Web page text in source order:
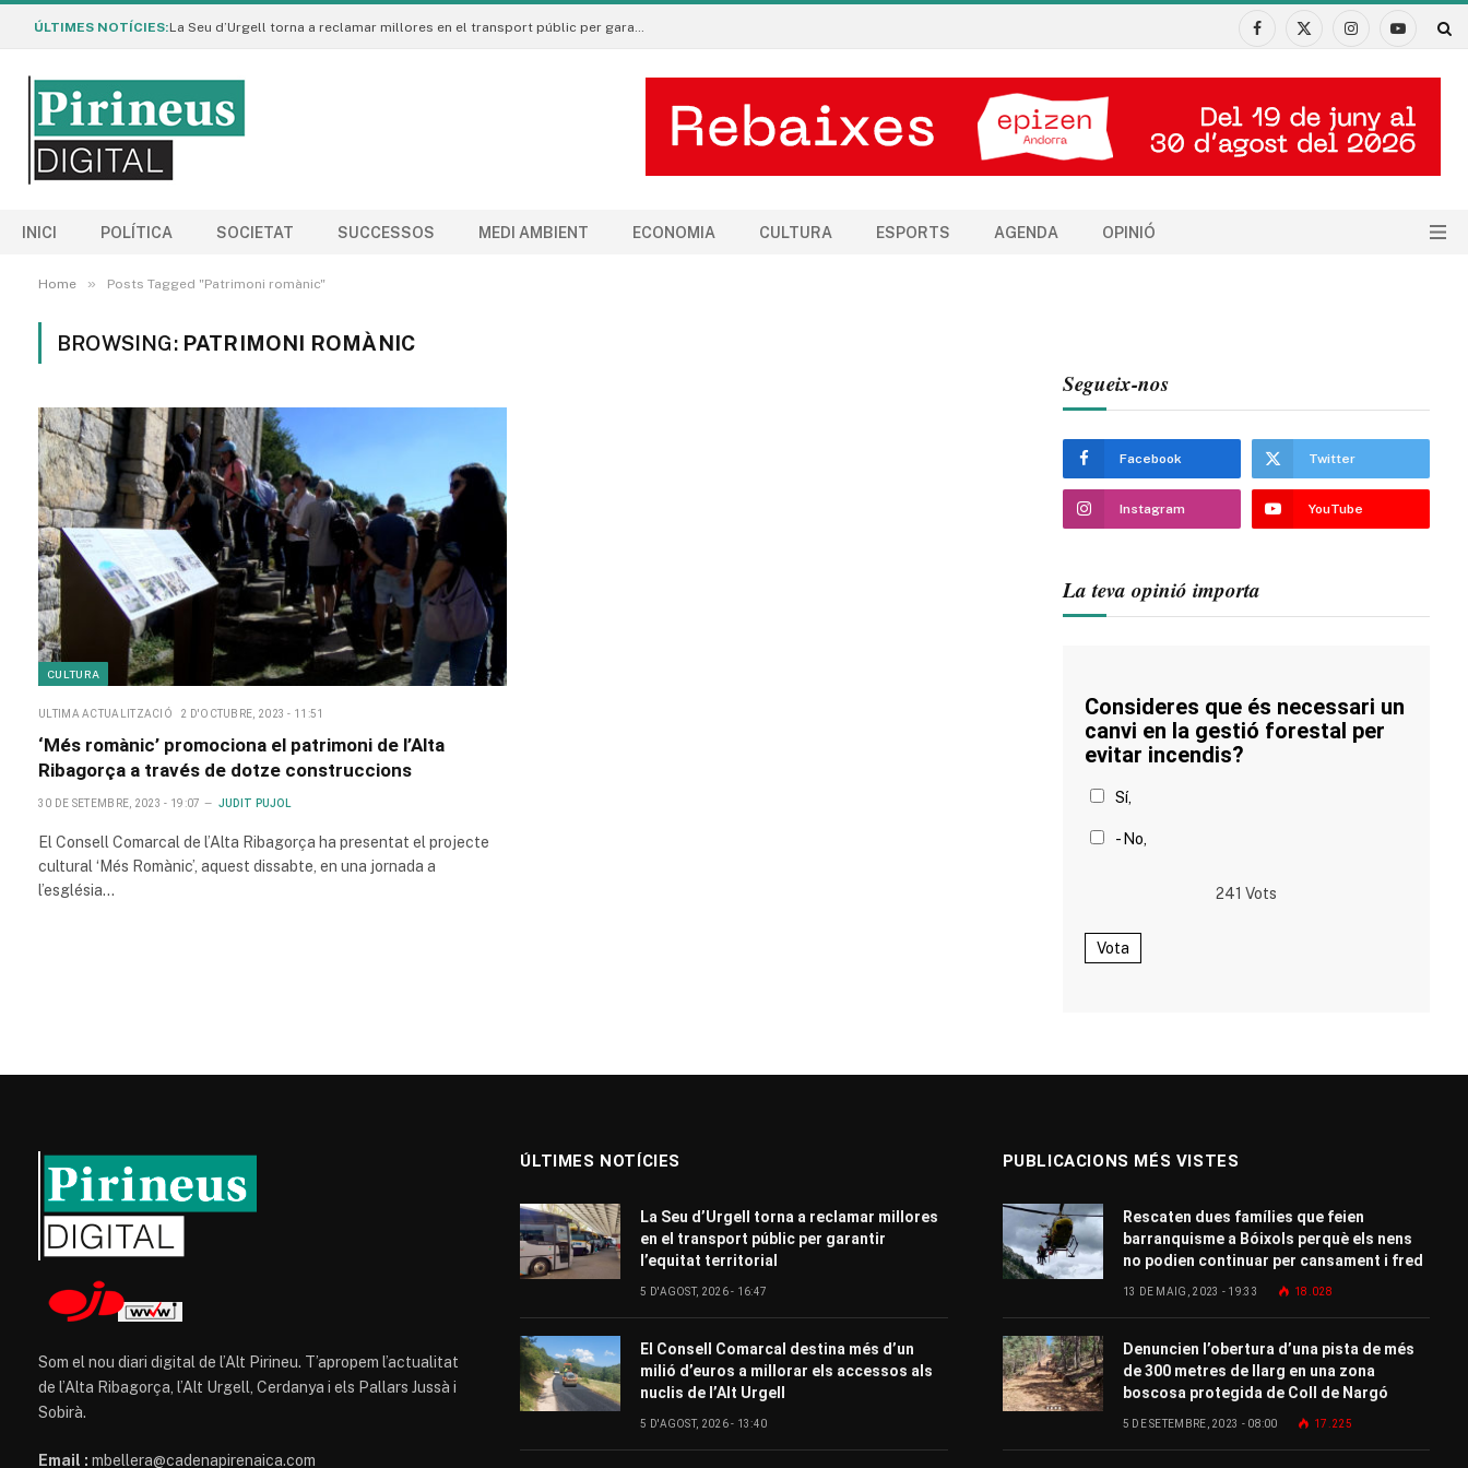
ÚLTIMES NOTÍCIES: La Seu d’Urgell torna a reclamar millores en el transport públic per garantir l’equitat territorial
Facebook
X
InstagramYouTube
INICI POLÍTICA SOCIETAT SUCCESSOS MEDI AMBIENT ECONOMIA CULTURA ESPORTS AGENDA OPINIÓ
Home » Posts Tagged "Patrimoni romànic"
BROWSING: PATRIMONI ROMÀNIC
CULTURA
ULTIMA ACTUALITZACIÓ 2 D'OCTUBRE, 2023 - 11:51
‘Més romànic’ promociona el patrimoni de l’Alta
Ribagorça a través de dotze construccions
30 DE SETEMBRE, 2023 - 19:07 JUDIT PUJOL
El Consell Comarcal de l’Alta Ribagorça ha presentat el projecte
cultural ‘Més Romànic’, aquest dissabte, en una jornada a
l’església…
Segueix-nos
Facebook Twitter
Instagram YouTube
La teva opinió importa
Consideres que és necessari un
canvi en la gestió forestal per
evitar incendis?
Sí,
- No,
241 Vots
Vota
Som el nou diari digital de l’Alt Pirineu. T’apropem l’actualitat
de l’Alta Ribagorça, l’Alt Urgell, Cerdanya i els Pallars Jussà i
Sobirà.
Email : mbellera@cadenapirenaica.com
ÚLTIMES NOTÍCIES
La Seu d’Urgell torna a reclamar millores
en el transport públic per garantir
l’equitat territorial
5 D'AGOST, 2026 - 16:47
El Consell Comarcal destina més d’un
milió d’euros a millorar els accessos als
nuclis de l’Alt Urgell
5 D'AGOST, 2026 - 13:40
PUBLICACIONS MÉS VISTES
Rescaten dues famílies que feien
barranquisme a Bóixols perquè els nens
no podien continuar per cansament i fred
13 DE MAIG, 2023 - 19:33 18.028
Denuncien l’obertura d’una pista de més
de 300 metres de llarg en una zona
boscosa protegida de Coll de Nargó
5 DE SETEMBRE, 2023 - 08:00 17.225